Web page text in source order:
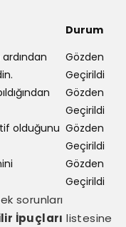
Durum
Gözden
Geçirildi
Gözden
Geçirildi
olduğunu Gözden
Geçirildi
Gözden
Geçirildi
sorunları
İpuçları listesine